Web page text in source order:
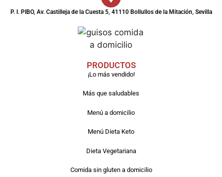
P. I. PIBO, Av. Castilleja de la Cuesta 5, 41110 Bollullos de la Mitación, Sevilla
PRODUCTOS
¡Lo más vendido!
Más que saludables
Menú a domicilio
Menú Dieta Keto
Dieta Vegetariana
Comida sin gluten a domicilio